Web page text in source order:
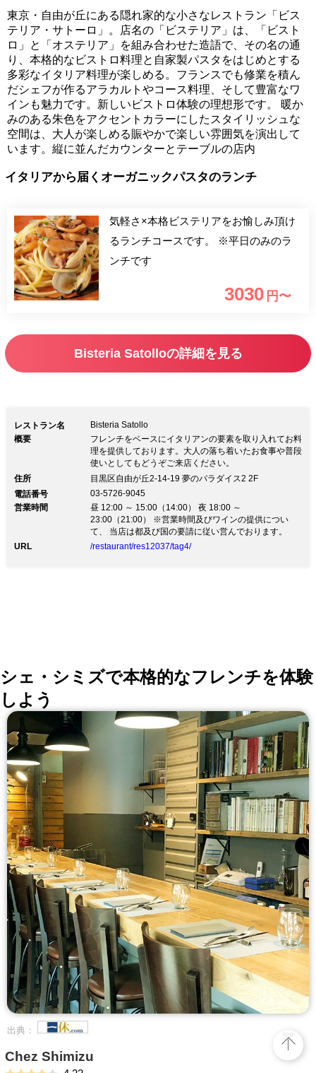
東京・自由が丘にある隠れ家的な小さなレストラン「ビス
テリア・サトーロ」。店名の「ビステリア」は、「ビスト
ロ」と「オステリア」を組み合わせた造語で、その名の通
り、本格的なビストロ料理と自家製パスタをはじめとする
多彩なイタリア料理が楽しめる。フランスでも修業を積ん
だシェフが作るアラカルトやコース料理、そして豊富なワ
インも魅力です。新しいビストロ体験の理想形です。 暖か
みのある朱色をアクセントカラーにしたスタイリッシュな
空間は、大人が楽しめる賑やかで楽しい雰囲気を演出して
います。縦に並んだカウンターとテーブルの店内
イタリアから届くオーガニックパスタのランチ
気軽さ×本格ビステリアをお愉しみ頂け
るランチコースです。 ※平日のみのラ
ンチです
3030 円〜
Bisteria Satolloの詳細を見る
レストラン名
Bisteria Satollo
概要
フレンチをベースにイタリアンの要素を取り入れてお料
理を提供しております。大人の落ち着いたお食事や普段
使いとしてもどうぞご来店ください。
住所
目黒区自由が丘2-14-19 夢のパラダイス2 2F
電話番号
03-5726-9045
営業時間
昼 12:00 ～ 15:00（14:00） 夜 18:00 ～
23:00（21:00） ※営業時間及びワインの提供につい
て、 当店は都及び国の要請に従い営んでおります。
URL
/restaurant/res12037/tag4/
シェ・シミズで本格的なフレンチを体験
しよう
出典：
Chez Shimizu
top